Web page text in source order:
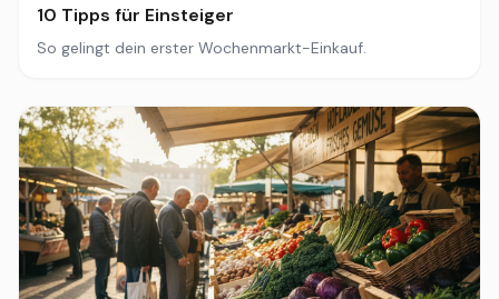
10 Tipps für Einsteiger
So gelingt dein erster Wochenmarkt-Einkauf.